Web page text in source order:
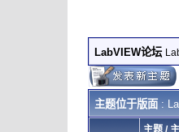
LabVIEW论坛
主题位于版面:
主题/